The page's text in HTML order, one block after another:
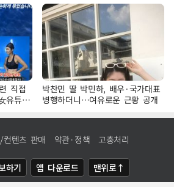
직접
유튜버
박찬민 딸 박민하, 배우·국가대표
병행하더니…여유로운 근황 공개
컨텐츠 판매 약관·정책 고충처리
하기 앱 다운로드 맨위로↑